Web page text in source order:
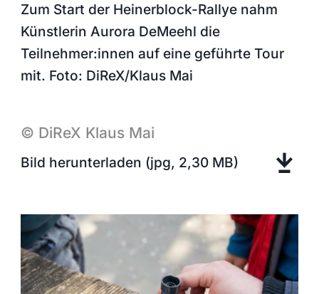
Zum Start der Heinerblock-Rallye nahm
Künstlerin Aurora DeMeehl die
Teilnehmer:innen auf eine geführte Tour
mit. Foto: DiReX/Klaus Mai
© DiReX Klaus Mai
Bild herunterladen (jpg, 2,30 MB)